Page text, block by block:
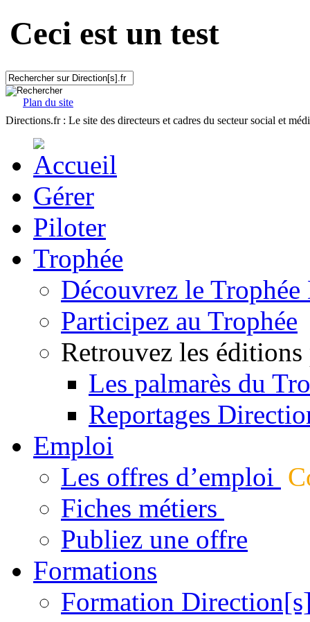
Ceci est un test
Plan du site
Directions.fr : Le site des directeurs et cadres du secteur social et
Gérer
Piloter
Trophée
Découvrez le
Participez au Trophée
Retrouvez les éditions
Les palmarès du
Reportages
Emploi
Les offres d’emploi
Fiches métiers
Publiez une offre
Formations
Formation